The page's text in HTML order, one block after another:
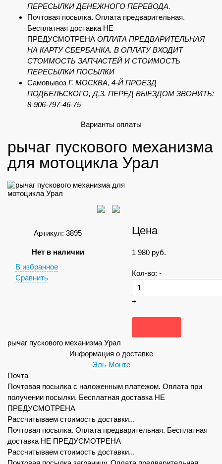
ПЕРЕСЫЛКИ ДЕНЕЖНОГО ПЕРЕВОДА.
Почтовая посылка. Оплата предварительная.
Бесплатная доставка НЕ
ПРЕДУСМОТРЕНА ОПЛАТА ПРЕДВАРИТЕЛЬНАЯ
НА КАРТУ СБЕРБАНКА. В ОПЛАТУ ВХОДИТ
СТОИМОСТЬ ЗАПЧАСТЕЙ И СТОИМОСТЬ
ПЕРЕСЫЛКИ ПОСЫЛКИ
Самовывоз Г. МОСКВА, 4-Й ПРОЕЗД
ПОДБЕЛЬСКОГО, Д.3. ПЕРЕД ВЫЕЗДОМ ЗВОНИТЬ:
8-906-797-46-75
Варианты оплаты
рычаг пускового механизма
для мотоцикла Урал
Артикул: 3895
Нет в наличии
В избранное
Сравнить
Цена
1 980 руб.
Кол-во: -
+
рычаг пускового механизма Урал
Информация о доставке
Эль-Монте
Почта
Почтовая посылка с наложенным платежом. Оплата при
получении посылки. Бесплатная доставка НЕ
ПРЕДУСМОТРЕНА
Рассчитываем стоимость доставки...
Почтовая посылка. Оплата предварительная. Бесплатная
доставка НЕ ПРЕДУСМОТРЕНА
Рассчитываем стоимость доставки...